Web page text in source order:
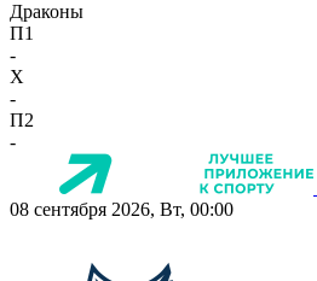
Драконы
П1
-
X
-
П2
-
08 сентября 2026, Вт, 00:00